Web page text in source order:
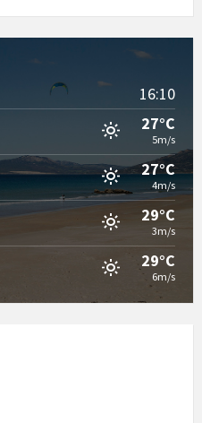
16:10
27°C
5m/s
27°C
4m/s
29°C
3m/s
29°C
6m/s